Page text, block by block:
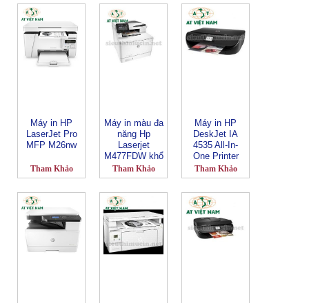
Máy in HP
LaserJet Pro
MFP M26nw
Tham Khảo
Máy in màu đa
năng Hp
Laserjet
M477FDW khổ
A4
Tham Khảo
Máy in HP
DeskJet IA
4535 All-In-
One Printer
Tham Khảo